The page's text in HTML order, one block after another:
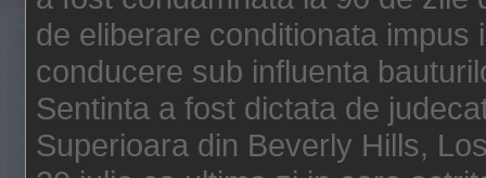
de eliberare conditionata
conducere sub influenta
Sentinta a fost dictata de
Superioara din Beverly Hills,